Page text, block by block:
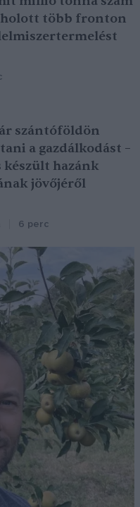
több fronton
szántóföldön
a gazdálkodást –
hazánk
jövőjéről
6 perc